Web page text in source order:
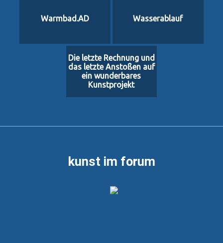
Warmbad.AD Wasserablauf
Die letzte Rechnung und
das letzte Anstoßen auf
ein wunderbares
Kunstprojekt
kunst im forum